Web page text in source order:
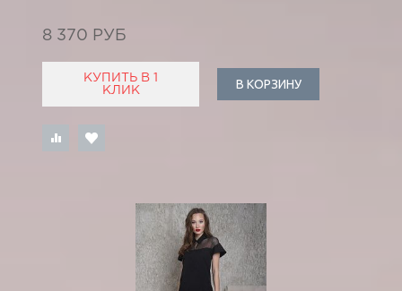
8 370 РУБ
КУПИТЬ В 1
КЛИК
В КОРЗИНУ